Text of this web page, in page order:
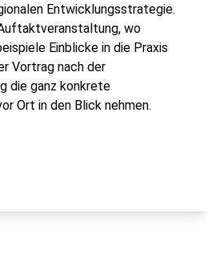
Entwicklungsstrategie.
wo
Einblicke in die Praxis
Vortrag nach der
die ganz konkrete
Ort in den Blick nehmen.